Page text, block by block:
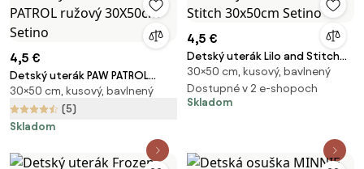
4,5 €
Detský uterák PAW PATROL
ružový 30X50cm Setino
30×50 cm, kusový, bavlnený
(5)
Skladom
4,5 €
Detský uterák Lilo and Stitch
30x50cm Setino
30×50 cm, kusový, bavlnený
Dostupné v 2 e-shopoch
Skladom